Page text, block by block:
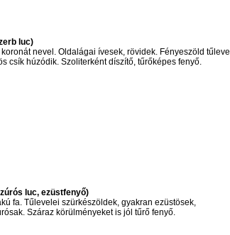
luc)
nevel. Oldalágai ívesek, rövidek. Fényeszöld tűleve
csík húzódik. Szoliterként díszítő, tűrőképes fenyő.
luc, ezüstfenyő)
fa. Tűlevelei szürkészöldek, gyakran ezüstösek,
Száraz körülményeket is jól tűrő fenyő.